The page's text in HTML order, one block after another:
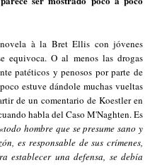
à la Bret Ellis con jóvenes
equivoca. O al menos las drogas
patéticos y penosos por parte de
estuve dándole muchas vueltas
de un comentario de Koestler en
habla del Caso M'Naghten. Es
«todo hombre que se presume sano y
es responsable de sus crímenes,
establecer una defensa, se debía